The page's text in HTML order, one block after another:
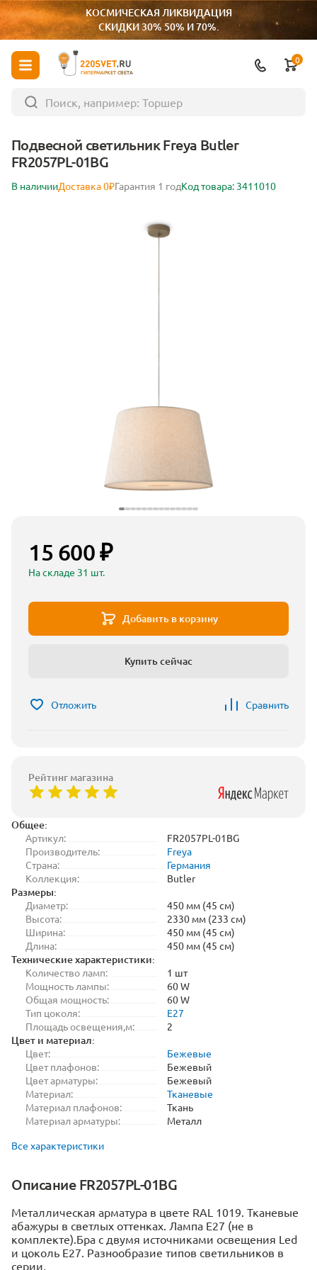
КОСМИЧЕСКАЯ ЛИКВИДАЦИЯ
СКИДКИ 30% 50% И 70%.
ГИПЕРМАРКЕТ СВЕТА
0
Подвесной светильник Freya Butler
FR2057PL-01BG
В наличииДоставка 0₽Гарантия 1 годКод товара: 3411010
Общее:
Артикул:
FR2057PL-01BG
Производитель:
Freya
Страна:
Германия
Коллекция:
Butler
Размеры:
Диаметр:
450 мм (45 см)
Высота:
2330 мм (233 см)
Ширина:
450 мм (45 см)
Длина:
450 мм (45 см)
Технические характеристики:
Количество ламп:
1 шт
Мощность лампы:
60 W
Общая мощность:
60 W
Тип цоколя:
E27
Площадь освещения,м:
2
Цвет и материал:
Цвет:
Бежевые
Цвет плафонов:
Бежевый
Цвет арматуры:
Бежевый
Материал:
Тканевые
Материал плафонов:
Ткань
Материал арматуры:
Металл
Все характеристики
Описание FR2057PL-01BG
Металлическая арматура в цвете RAL 1019. Тканевые
абажуры в светлых оттенках. Лампа E27 (не в
комплекте).Бра с двумя источниками освещения Led
и цоколь E27. Разнообразие типов светильников в
серии.
15 600 ₽
На складе 31 шт.
Добавить в корзину
Купить сейчас
Отложить Сравнить
Рейтинг магазина